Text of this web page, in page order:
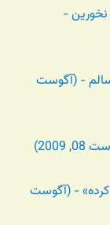
-
- (آگوست
کرده» - (آگوست